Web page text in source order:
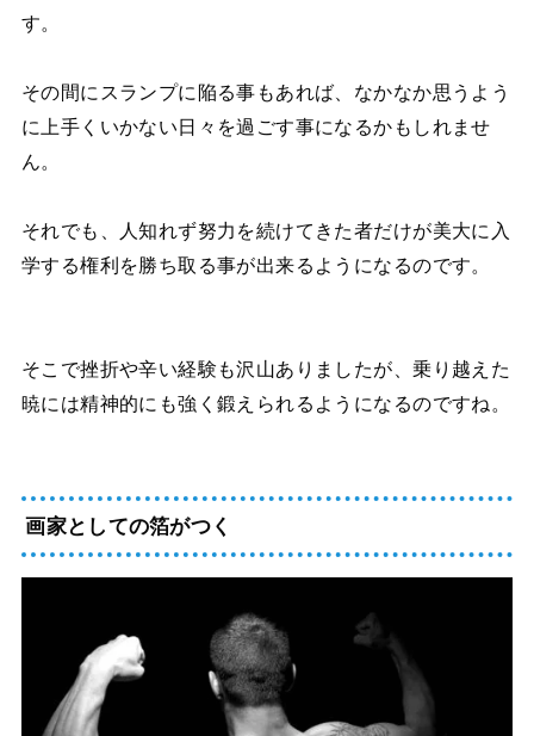
す。
その間にスランプに陥る事もあれば、なかなか思うよう
に上手くいかない日々を過ごす事になるかもしれませ
ん。
それでも、人知れず努力を続けてきた者だけが美大に入
学する権利を勝ち取る事が出来るようになるのです。
そこで挫折や辛い経験も沢山ありましたが、乗り越えた
暁には精神的にも強く鍛えられるようになるのですね。
画家としての箔がつく